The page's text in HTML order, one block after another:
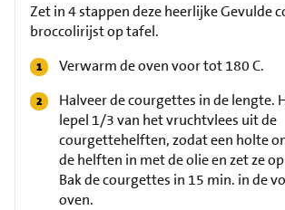
Zet in 4 stappen deze heerlijke Gevulde
broccolirijst op tafel.
Verwarm de oven voor tot 180 C.
Halveer de courgettes in de lengte.
lepel 1/3 van het vruchtvlees uit de
courgettehelften, zodat een holte
de helften in met de olie en zet ze
Bak de courgettes in 15 min. in de
oven.